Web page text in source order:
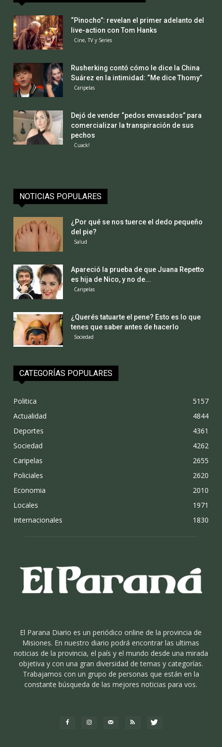
“Pinocho”: revelan el primer adelanto del
live-action con Tom Hanks
Cine, TV y Series
Rusherking contó cómo le dice la China
Suárez en la intimidad: “Me dice Thomy”
Caripelas
Dejó de vender “pedos envasados” para
comercializar la transpiración de sus
pechos
Cuack!
NOTICIAS POPULARES
¿Por qué se nos tuerce el dedo pequeño
del pie?
Salud
Apareció la prueba de que Juana Repetto
es hija de Nico, y no de...
Caripelas
¿Querés tatuarte el pene? Esto es lo que
tenes que saber antes de hacerlo
Sociedad
CATEGORÍAS POPULARES
Politica
5157
Actualidad
4844
Deportes
4361
Sociedad
4262
Caripelas
2655
Policiales
2620
Economia
2010
Locales
1971
Internacionales
1830
El Parana Diario es un periódico online de la provincia de
Misiones. En nuestro diario podrá encontrar las ultimas
noticias de la provincia, el país y el mundo desde una mirada
objetiva y con una gran diversidad de temas y categorías.
Trabajamos con un grupo de personas que están en la
constante búsqueda de las mejores noticias para vos.